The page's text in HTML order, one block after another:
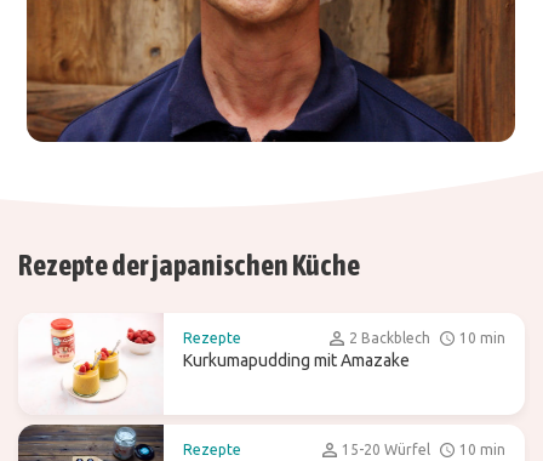
Rezepte der japanischen Küche
Rezepte 2 Backblech 10 min
Kurkumapudding mit Amazake
Rezepte 15-20 Würfel 10 min